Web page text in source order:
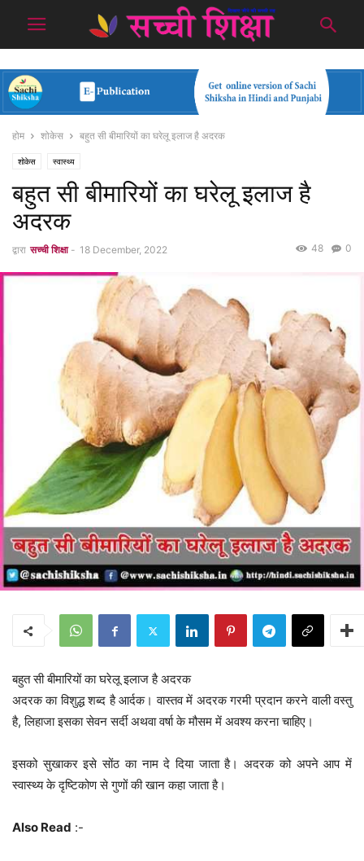
होम शोकेस बहुत सी बीमारियों का घरेलू इलाज है अदरक
शोकेस स्वास्थ्य
बहुत सी बीमारियों का घरेलू इलाज है
अदरक
द्वारा सच्ची शिक्षा - 18 December, 2022 0
48
बहुत सी बीमारियों का घरेलू इलाज है अदरक
अदरक का विशुद्ध शब्द है आर्दक। वास्तव में अदरक गरमी प्रदान करने वाली वस्तु
है, लिहाजा इसका सेवन सर्दी अथवा वर्षा के मौसम में अवश्य करना चाहिए।
इसको सुखाकर इसे सोंठ का नाम दे दिया जाता है। अदरक को अपने आप में
स्वास्थ्य के दृष्टिकोण से गुणों की खान कहा जाता है।
Also Read :-